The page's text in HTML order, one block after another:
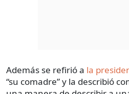
Además se refirió a la
“su comadre” y la describió